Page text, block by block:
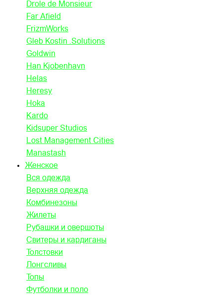
Drole de Monsieur
Far Afield
FrizmWorks
Gleb Kostin .Solutions
Goldwin
Han Kjobenhavn
Helas
Heresy
Hoka
Kardo
Kidsuper Studios
Lost Management Cities
Manastash
Женское
Вся одежда
Верхняя одежда
Комбинезоны
Жилеты
Рубашки и овершоты
Свитеры и кардиганы
Толстовки
Лонгсливы
Топы
Футболки и поло